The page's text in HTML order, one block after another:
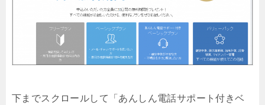
下までスクロールして「あんしん電話サポート付きベ